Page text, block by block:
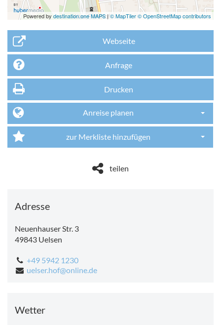
Powered by destination.one MAPS|© MapTiler © OpenStreetMap contributors
Webseite
Anfrage
Drucken
Anreise planen
zur Merkliste hinzufügen
teilen
Adresse
Neuenhauser Str. 3
49843 Uelsen
+49 5942 1230
uelser.hof@online.de
Wetter